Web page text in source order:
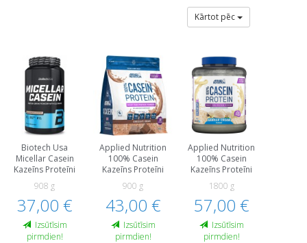
Kārtot pēc
Biotech Usa
Micellar Casein
Kazeīns Proteīni
908 g
37,00 €
Izsūtīsim
pirmdien!
Applied Nutrition
100% Casein
Kazeīns Proteīni
900 g
43,00 €
Izsūtīsim
pirmdien!
Applied Nutrition
100% Casein
Kazeīns Proteīni
1800 g
57,00 €
Izsūtīsim
pirmdien!